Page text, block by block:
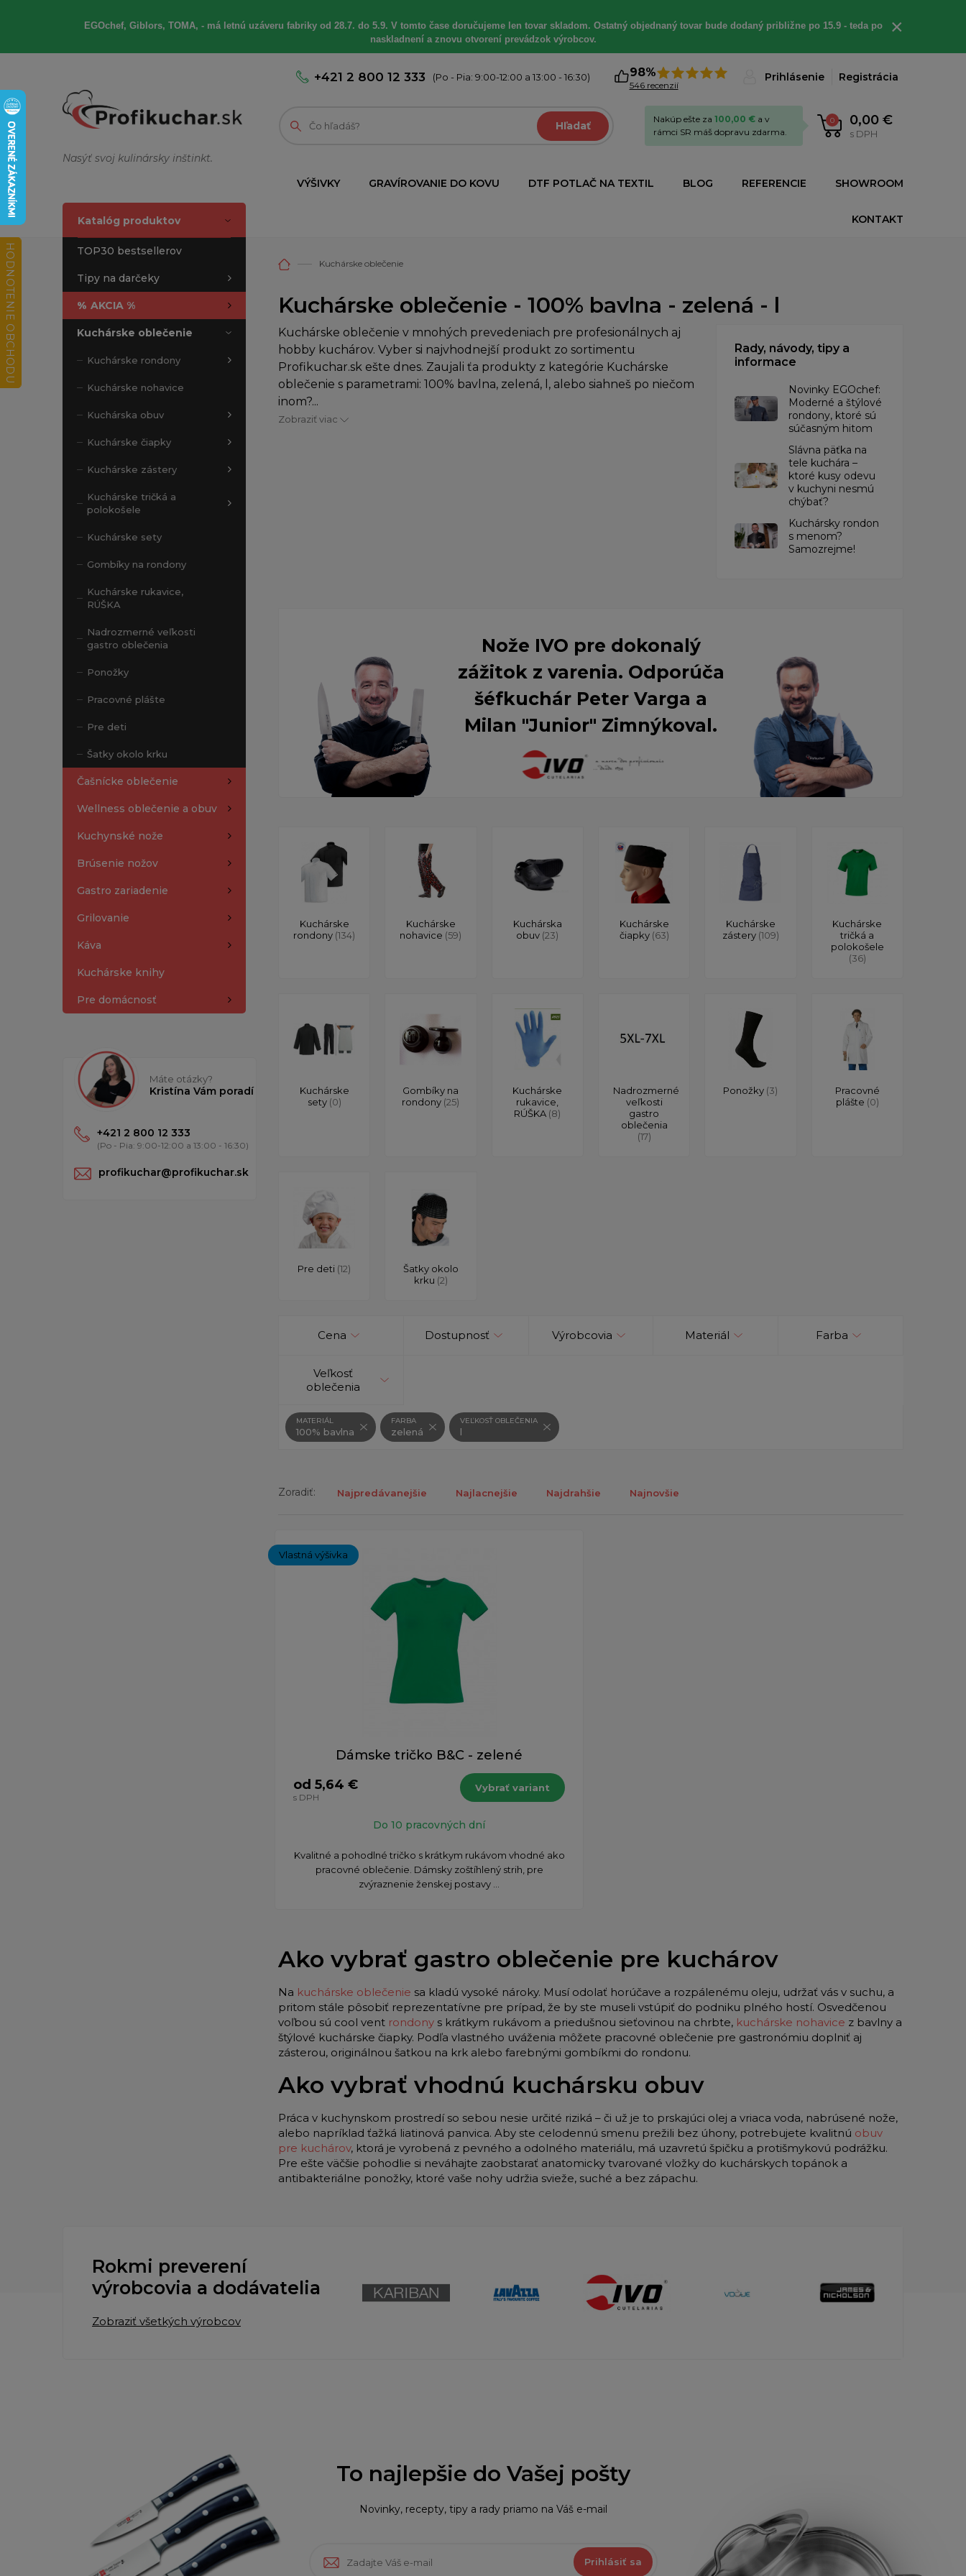
EGOchef, Giblors, TOMA, - má letnú uzáveru fabriky od 28.7. do 5.9. V tomto čase doručujeme len tovar skladom. Ostatný objednaný tovar bude dodaný približne po 15.9 - teda po
naskladnení a znovu otvorení prevádzok výrobcov.
×
Nasýť svoj kulinársky inštinkt.
+421 2 800 12 333 (Po - Pia: 9:00-12:00 a 13:00 - 16:30) 98%
546 recenzií
Prihlásenie Registrácia
Hľadať 0 0,00 €
s DPH
Nakúp ešte za 100,00 € a v
rámci SR máš dopravu zdarma.
VÝŠIVKY GRAVÍROVANIE DO KOVU DTF POTLAČ NA TEXTIL BLOG REFERENCIE SHOWROOM
KONTAKT
Katalóg produktov
TOP30 bestsellerov
Tipy na darčeky
% AKCIA %
Kuchárske oblečenie
Kuchárske rondony
Kuchárske nohavice
Kuchárska obuv
Kuchárske čiapky
Kuchárske zástery
Kuchárske tričká a
polokošele
Kuchárske sety
Gombíky na rondony
Kuchárske rukavice,
RÚŠKA
Nadrozmerné veľkosti
gastro oblečenia
Ponožky
Pracovné plášte
Pre deti
Šatky okolo krku
Čašnícke oblečenie
Wellness oblečenie a obuv
Kuchynské nože
Brúsenie nožov
Gastro zariadenie
Grilovanie
Káva
Kuchárske knihy
Pre domácnosť
Máte otázky?
Kristína Vám poradí
+421 2 800 12 333
(Po - Pia: 9:00-12:00 a 13:00 - 16:30)
profikuchar@profikuchar.sk
Kuchárske oblečenie
Kuchárske oblečenie - 100% bavlna - zelená - l
Kuchárske oblečenie v mnohých prevedeniach pre profesionálnych aj
hobby kuchárov. Vyber si najvhodnejší produkt zo sortimentu
Profikuchar.sk ešte dnes. Zaujali ťa produkty z kategórie Kuchárske
oblečenie s parametrami: 100% bavlna, zelená, l, alebo siahneš po niečom
inom?...
Zobraziť viac
Rady, návody, tipy a
informace
Novinky EGOchef:
Moderné a štýlové
rondony, ktoré sú
súčasným hitom
Slávna päťka na
tele kuchára –
ktoré kusy odevu
v kuchyni nesmú
chýbať?
Kuchársky rondon
s menom?
Samozrejme!
Nože IVO pre dokonalý
zážitok z varenia. Odporúča
šéfkuchár Peter Varga a
Milan "Junior" Zimnýkoval.
Kuchárske
rondony (134)
Kuchárske
nohavice (59)
Kuchárska
obuv (23)
Kuchárske
čiapky (63)
Kuchárske
zástery (109)
Kuchárske
tričká a
polokošele
(36)
Kuchárske
sety (0)
Gombíky na
rondony (25)
Kuchárske
rukavice,
RÚŠKA (8)
Nadrozmerné
veľkosti
gastro
oblečenia
(17)
Ponožky (3)
Pracovné
plášte (0)
Pre deti (12)
Šatky okolo
krku (2)
Cena Dostupnosť Výrobcovia Materiál Farba
Veľkosť
oblečenia
MATERIÁL
100% bavlna
FARBA
zelená
VEĽKOSŤ OBLEČENIA
l
Zoradiť: Najpredávanejšie Najlacnejšie Najdrahšie Najnovšie
Vlastná výšivka
Dámske tričko B&C - zelené
od 5,64 €
s DPH
Vybrať variant
Do 10 pracovných dní
Kvalitné a pohodlné tričko s krátkym rukávom vhodné ako
pracovné oblečenie. Dámsky zoštíhlený strih, pre
zvýraznenie ženskej postavy ...
Ako vybrať gastro oblečenie pre kuchárov
Na kuchárske oblečenie sa kladú vysoké nároky. Musí odolať horúčave a rozpálenému oleju, udržať vás v suchu, a
pritom stále pôsobiť reprezentatívne pre prípad, že by ste museli vstúpiť do podniku plného hostí. Osvedčenou
voľbou sú cool vent rondony s krátkym rukávom a priedušnou sieťovinou na chrbte, kuchárske nohavice z bavlny a
štýlové kuchárske čiapky. Podľa vlastného uváženia môžete pracovné oblečenie pre gastronómiu doplniť aj
zásterou, originálnou šatkou na krk alebo farebnými gombíkmi do rondonu.
Ako vybrať vhodnú kuchársku obuv
Práca v kuchynskom prostredí so sebou nesie určité riziká – či už je to prskajúci olej a vriaca voda, nabrúsené nože,
alebo napríklad ťažká liatinová panvica. Aby ste celodennú smenu prežili bez úhony, potrebujete kvalitnú obuv
pre kuchárov, ktorá je vyrobená z pevného a odolného materiálu, má uzavretú špičku a protišmykovú podrážku.
Pre ešte väčšie pohodlie si neváhajte zaobstarať anatomicky tvarované vložky do kuchárskych topánok a
antibakteriálne ponožky, ktoré vaše nohy udržia svieže, suché a bez zápachu.
Rokmi preverení
výrobcovia a dodávatelia
Zobraziť všetkých výrobcov
To najlepšie do Vašej pošty
Novinky, recepty, tipy a rady priamo na Váš e-mail
Prihlásiť sa
HODNOTENIE OBCHODU